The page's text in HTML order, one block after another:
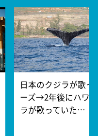
日本のクジラが歌っ
ーズ→2年後にハワ
ラが歌っていた…